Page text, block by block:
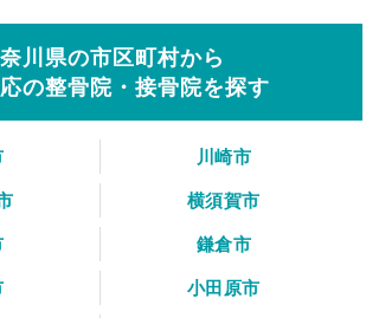
川県の市区町村から
の整骨院・接骨院を探す
川崎市
横須賀市
鎌倉市
小田原市